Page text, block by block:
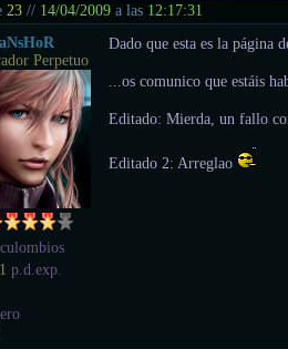
23 // 14/04/2009 a las 12:17:31
Perpetuo
culombios
p.d.exp.
Dado que esta es la página
...os comunico que estáis
Editado: Mierda, un fallo
Editado 2: Arreglao